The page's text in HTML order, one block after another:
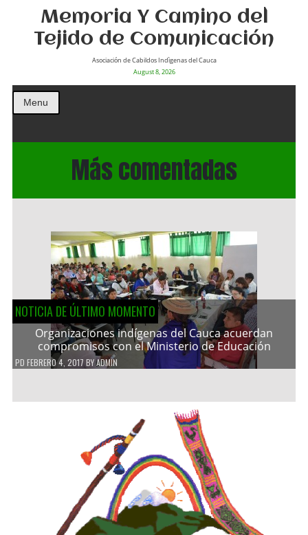
Memoria Y Camino del
Tejido de Comunicación
Asociación de Cabildos Indìgenas del Cauca
August 8, 2026
Menu
Más comentadas
NOTICIA DE ÚLTIMO MOMENTO
Organizaciones indígenas del Cauca acuerdan
compromisos con el Ministerio de Educación
PD FEBRERO 4, 2017 BYADMIN